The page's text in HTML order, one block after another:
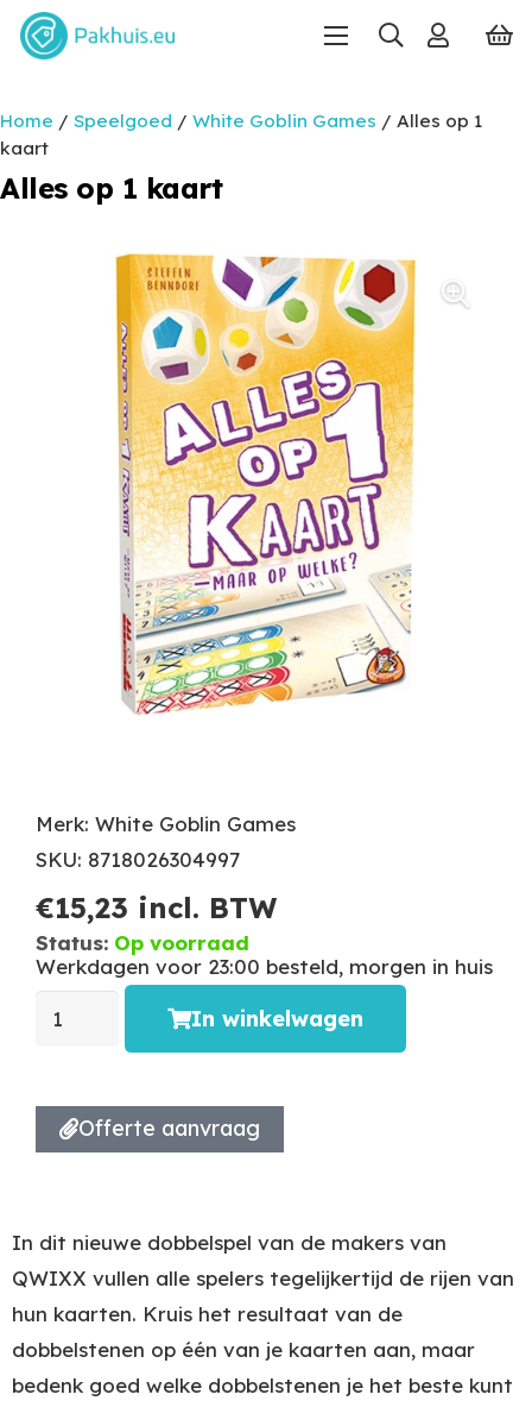
Home / Speelgoed / White Goblin Games / Alles op 1
kaart
Alles op 1 kaart
Merk: White Goblin Games
SKU: 8718026304997
€15,23 incl. BTW
Status: Op voorraad
Werkdagen voor 23:00 besteld, morgen in huis
In winkelwagen
Offerte aanvraag
In dit nieuwe dobbelspel van de makers van
QWIXX vullen alle spelers tegelijkertijd de rijen van
hun kaarten. Kruis het resultaat van de
dobbelstenen op één van je kaarten aan, maar
bedenk goed welke dobbelstenen je het beste kunt